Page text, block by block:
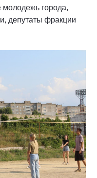
молодежь города,
депутаты фракции